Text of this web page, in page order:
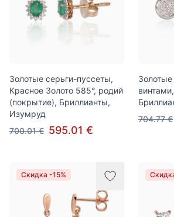
Золотые серьги-пуссеты,
Красное Золото 585°, родий
(покрытие), Бриллианты,
Изумруд
700.01 € 595.01 €
704.77 €
Скидка -15%